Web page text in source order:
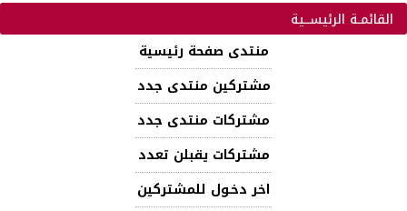
القائمـة الرئيســية
منتدى صفحة رئيسية
مشتركين منتدى جدد
مشتركات منتدى جدد
مشتركات يقبلن تعدد
اخر دخـول للمشتركين